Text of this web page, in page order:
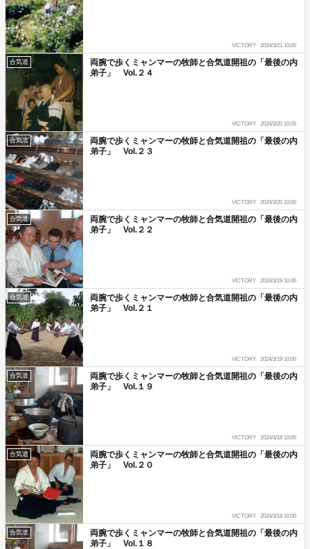
VICTORY 2024/3/21 10:00
合気道
両腕で歩くミャンマーの牧師と合気道開祖の「最後の内
弟子」 Vol.２４
VICTORY 2024/3/20 10:05
合気道
両腕で歩くミャンマーの牧師と合気道開祖の「最後の内
弟子」 Vol.２３
VICTORY 2024/3/20 10:00
合気道
両腕で歩くミャンマーの牧師と合気道開祖の「最後の内
弟子」 Vol.２２
VICTORY 2024/3/19 10:00
合気道
両腕で歩くミャンマーの牧師と合気道開祖の「最後の内
弟子」 Vol.２１
VICTORY 2024/3/19 10:00
合気道
両腕で歩くミャンマーの牧師と合気道開祖の「最後の内
弟子」 Vol.１９
VICTORY 2024/3/18 10:00
合気道
両腕で歩くミャンマーの牧師と合気道開祖の「最後の内
弟子」 Vol.２０
VICTORY 2024/3/18 10:00
合気道
両腕で歩くミャンマーの牧師と合気道開祖の「最後の内
弟子」 Vol.１８